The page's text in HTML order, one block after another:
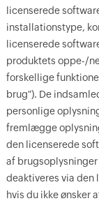
licenserede
installationstype,
licenserede
produktets oppe-/
forskellige
brug"). De
personlige
fremlægge
den licenserede
af
deaktiveres via
hvis du ikke ønsker